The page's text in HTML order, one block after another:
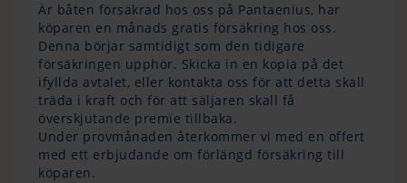
Är båten försäkrad hos oss på Pantaenius, har
köparen en månads gratis försäkring hos oss.
Denna börjar samtidigt som den tidigare
försäkringen upphör. Skicka in en kopia på det
ifyllda avtalet, eller kontakta oss för att detta skall
träda i kraft och för att säljaren skall få
överskjutande premie tillbaka.
Under provmånaden återkommer vi med en offert
med ett erbjudande om förlängd försäkring till
köparen.